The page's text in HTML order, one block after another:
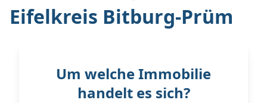
Eifelkreis Bitburg-Prüm
Um welche Immobilie
handelt es sich?